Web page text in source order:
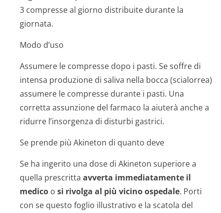
3 compresse al giorno distribuite durante la
giornata.
Modo d’uso
Assumere le compresse dopo i pasti. Se soffre di
intensa produzione di saliva nella bocca (scialorrea)
assumere le compresse durante i pasti. Una
corretta assunzione del farmaco la aiuterà anche a
ridurre l’insorgenza di disturbi gastrici.
Se prende più Akineton di quanto deve
Se ha ingerito una dose di Akineton superiore a
quella prescritta avverta immediatamente il
medico o si rivolga al più vicino ospedale. Porti
con se questo foglio illustrativo e la scatola del